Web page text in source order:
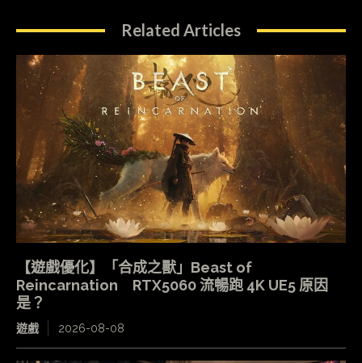
Related Articles
【遊戲優化】「合成之獸」Beast of
Reincarnation RTX5060 流暢跑 4K UE5 原因
是？
遊戲 2026-08-08